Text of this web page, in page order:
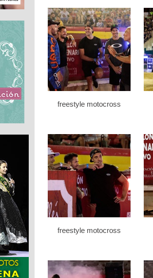
freestyle motocross
freestyle motocross